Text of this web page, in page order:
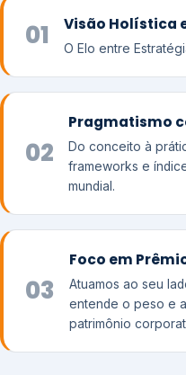
01 Visão Holística
O Elo entre
02
Pragmatismo
Do conceito à
frameworks e
mundial.
03
Foco em
Atuamos ao seu
entende o peso e
patrimônio